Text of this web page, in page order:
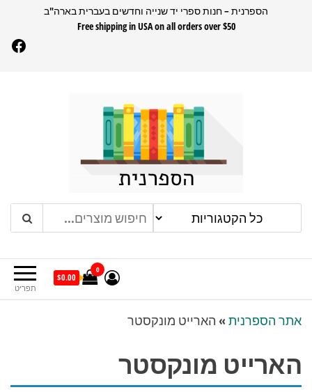
הספרנית – חנות ספרי יד שנייה וחדשים בעברית בארה"ב
Free shipping in USA on all orders over $50
הספרנית
תפריט
0
$0.00
אתר הספרנית » הארייט מונקסטר
הארייט מונקסטר